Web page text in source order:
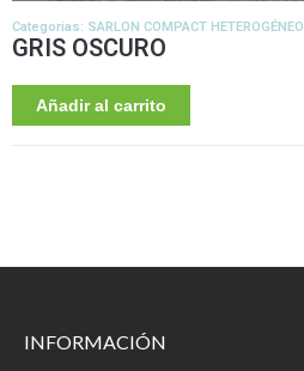
Categorias: SARLON COMPACT HETEROGÉNEO
GRIS OSCURO
Añadir al carrito
INFORMACIÓN